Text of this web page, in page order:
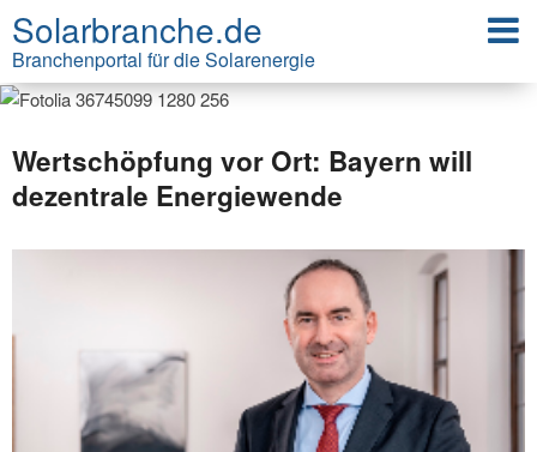
Solarbranche.de
Branchenportal für die Solarenergie
Wertschöpfung vor Ort: Bayern will
dezentrale Energiewende